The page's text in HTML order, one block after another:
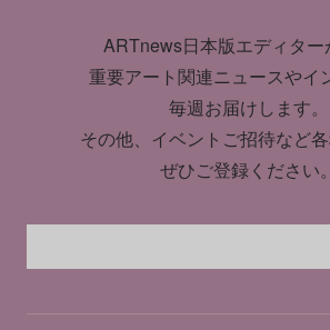
ARTnews日本版エディター
重要アート関連ニュースやイ
毎週お届けします。
その他、イベントご招待など各
ぜひご登録ください。